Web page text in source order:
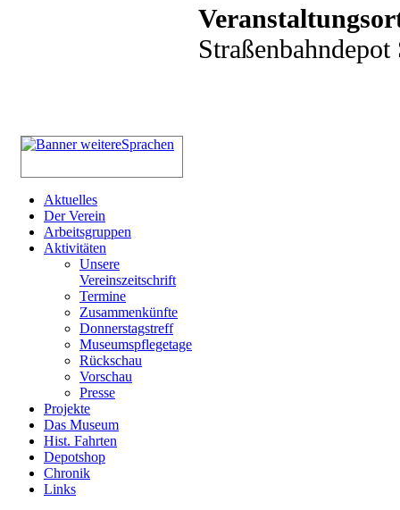
Straßenbahndepot
Aktuelles
Der Verein
Arbeitsgruppen
Aktivitäten
Unsere
Vereinszeitschrift
Termine
Zusammenkünfte
Donnerstagstreff
Museumspflegetage
Rückschau
Vorschau
Presse
Projekte
Das Museum
Hist. Fahrten
Depotshop
Chronik
Links